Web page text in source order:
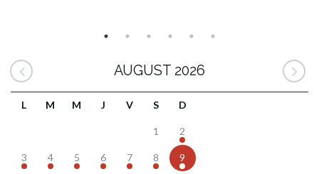
AUGUST 2026
L M M J V S D
1 2
3 4 5 6 7 8 9